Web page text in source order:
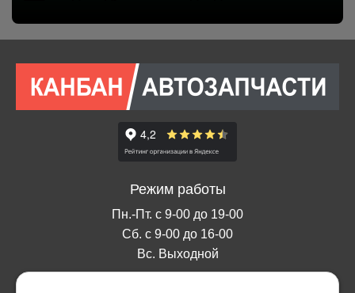
Режим работы
Пн.-Пт. с 9-00 до 19-00
Сб. с 9-00 до 16-00
Вс. Выходной